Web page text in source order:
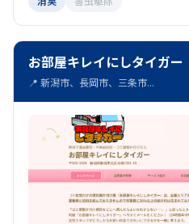
お部屋キレイにしタイガー
📍 新潟市、長岡市、三条市...